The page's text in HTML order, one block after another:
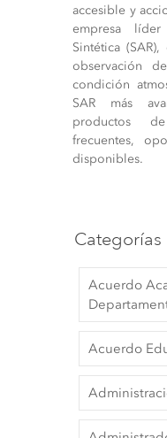
accesible y
empresa
Sintética
observación
condición
SAR más
productos
frecuentes,
disponibles.
Categorías
Acuerdo
Acuerdo